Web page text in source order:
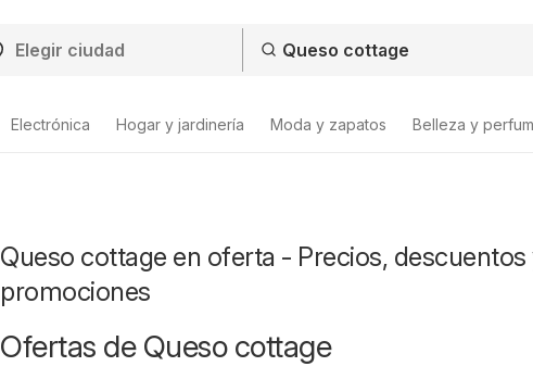
Electrónica Hogar y jardinería Moda y zapatos Belleza y
Queso cottage en oferta - Precios, descuentos
promociones
Ofertas de Queso cottage